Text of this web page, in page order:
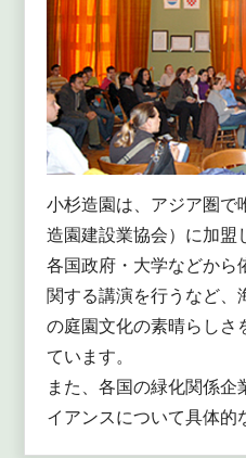
小杉造園は、アジア圏で
造園建設業協会）に加盟
各国政府・大学などから
関する講演を行うなど、
の庭園文化の素晴らしさ
ています。
また、各国の緑化関係企
イアンスについて具体的